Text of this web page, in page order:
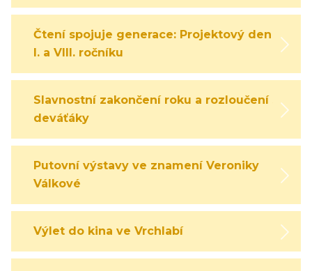
Čtení spojuje generace: Projektový den
I. a VIII. ročníku
Slavnostní zakončení roku a rozloučení s
deváťáky
Putovní výstavy ve znamení Veroniky
Válkové
Výlet do kina ve Vrchlabí